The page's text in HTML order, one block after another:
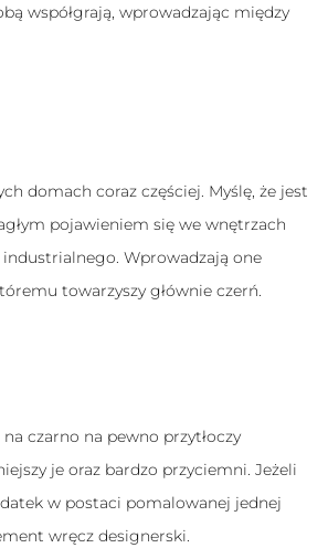
współgrają, wprowadzając między
domach coraz częściej. Myślę, że jest
pojawieniem się we wnętrzach
Wprowadzają one
towarzyszy głównie czerń.
czarno na pewno przytłoczy
je oraz bardzo przyciemni. Jeżeli
w postaci pomalowanej jednej
wręcz designerski.